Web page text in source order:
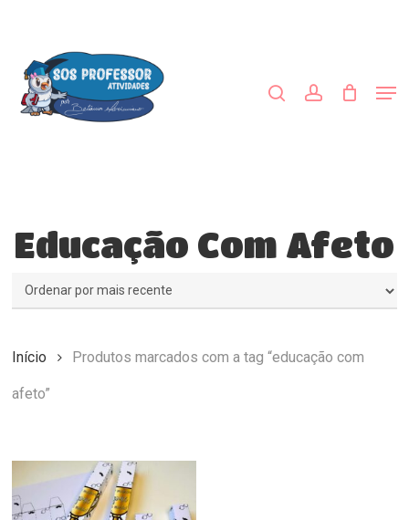
content
Educação Com Afeto
Início Produtos marcados com a tag “educação com
afeto”